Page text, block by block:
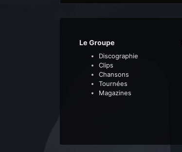
Le Groupe
Discographie
Clips
Chansons
Tournées
Magazines